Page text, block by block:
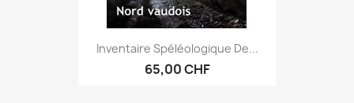
Inventaire Spéléologique De...
65,00 CHF